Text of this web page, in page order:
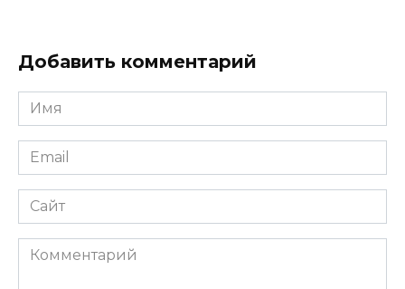
Добавить комментарий
Имя
*
Email
*
Сайт
Комментарий